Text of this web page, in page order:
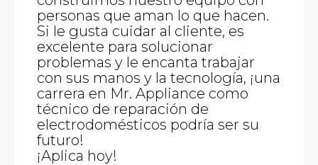
personas que aman lo que hacen.
Si le gusta cuidar al cliente, es
excelente para solucionar
problemas y le encanta trabajar
con sus manos y la tecnología, ¡una
carrera en Mr. Appliance como
técnico de reparación de
electrodomésticos podría ser su
futuro!
¡Aplica hoy!